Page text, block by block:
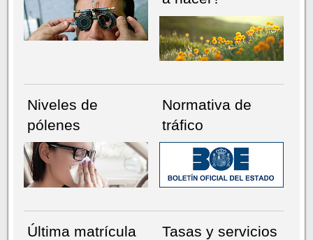
Niveles de
pólenes
Normativa de
tráfico
Última matrícula
Tasas y servicios